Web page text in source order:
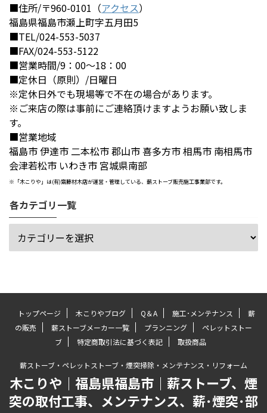
■住所/〒960-0101（アクセス）
福島県福島市瀬上町字五月田5
■TEL/024-553-5037
■FAX/024-553-5122
■営業時間/9：00～18：00
■定休日（原則）/日曜日
※定休日外でも現場等で不在の場合があります。
※ご来店の際は事前にご連絡頂けますようお願い致しま
す。
■営業地域
福島市 伊達市 二本松市 郡山市 喜多方市 相馬市 南相馬市
会津若松市 いわき市 宮城県南部
※「木こりや」は(有)齋藤材木店が運営・管理している、薪ストーブ販売施工事業部です。
各カテゴリ一覧
トップページ 木こりやブログ Q＆A 施工･メンテナンス
薪
の販売
薪ストーブメーカー一覧 プランニング
ペレットストー
ブ
特定商取引法に基づく表記 取扱商品
薪ストーブ・ペレットストーブ・煙突掃除・メンテナンス・リフォーム
木こりや｜福島県福島市｜薪ストーブ、煙
突の取付工事、メンテナンス、薪･煙突･部